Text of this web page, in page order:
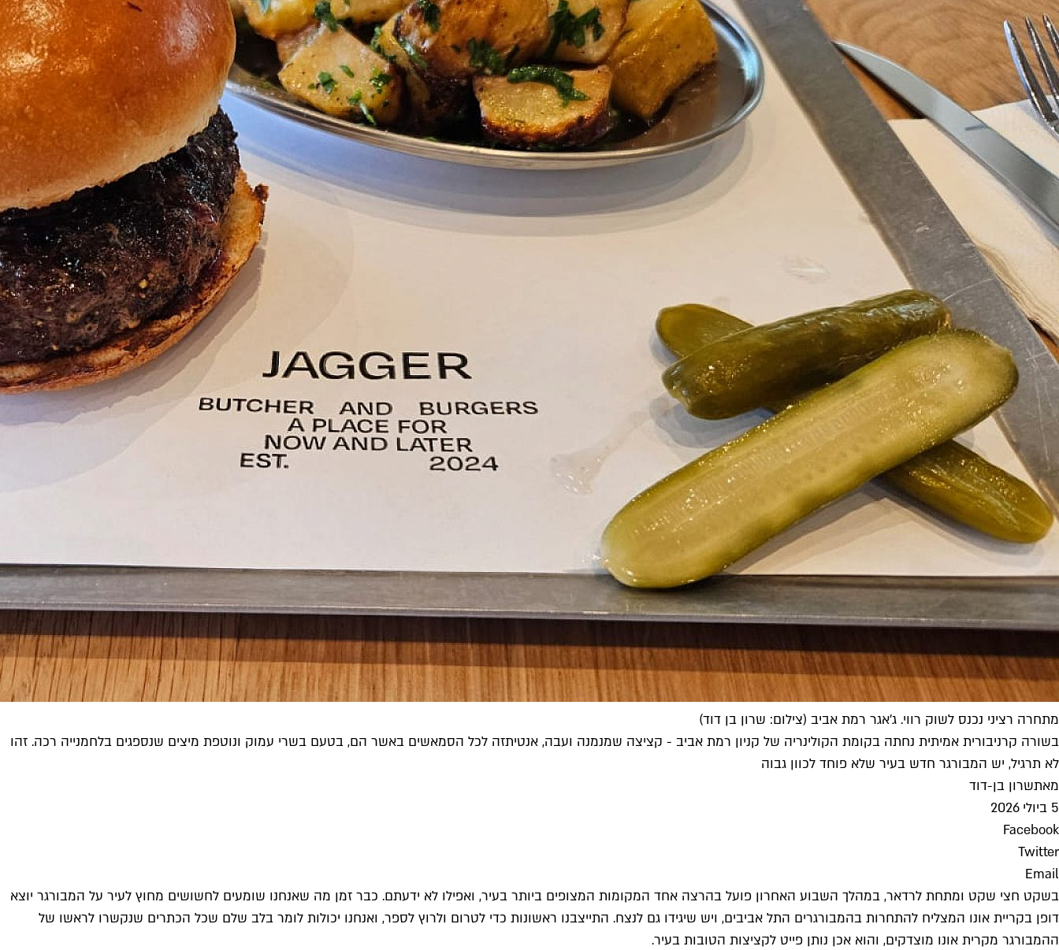
מתחרה רציני נכנס לשוק רווי. ג'אגר רמת אביב (צילום: שרון בן דוד)
בשורה קרניבורית אמיתית נחתה בקומת הקולינריה של קניון רמת אביב - קציצה שמנמנה ועבה, אנטיתזה לכל הסמאשים באשר הם, בטעם בשרי עמוק ונוטפת מיצים שנספגים בלחמנייה רכה. זהו
לא תרגיל, יש המבורגר חדש בעיר שלא פוחד לכוון גבוה
מאתשרון בן-דוד
5 ביולי 2026
Facebook
Twitter
Email
בשקט חצי שקט ומתחת לרדאר, במהלך השבוע האחרון פועל בהרצה אחד המקומות המצופים ביותר בעיר, ואפילו לא ידעתם. כבר זמן מה שאנחנו שומעים לחשושים מחוץ לעיר על המבורגר יוצא
דופן בקריית אונו המצליח להתחרות בהמבורגרים התל אביבים, ויש שיגידו גם לנצח. התייצבנו ראשונות כדי לטרום ולרוץ לספר, ואנחנו יכולות לומר בלב שלם שכל הכתרים שנקשרו לראשו של
ההמבורגר מקרית אונו מוצדקים, והוא אכן נותן פייט לקציצות הטובות בעיר.